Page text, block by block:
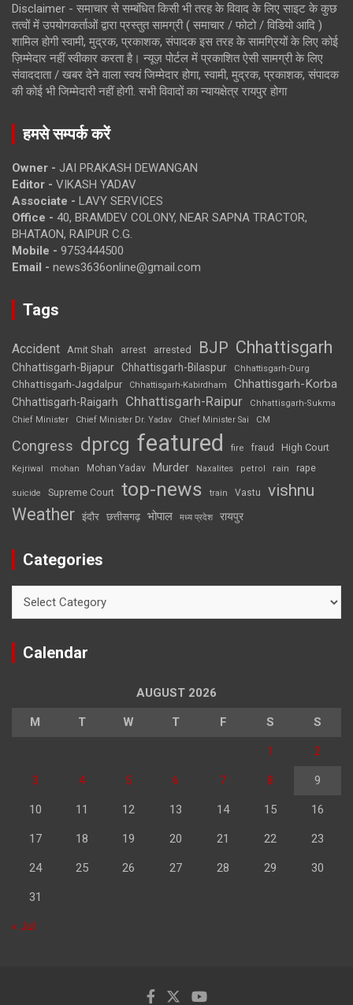
Disclaimer - समाचार से सम्बंधित किसी भी तरह के विवाद के लिए साइट के कुछ
तत्वों में उपयोगकर्ताओं द्वारा प्रस्तुत सामग्री ( समाचार / फोटो / विडियो आदि )
शामिल होगी स्वामी, मुद्रक, प्रकाशक, संपादक इस तरह के सामग्रियों के लिए कोई
ज़िम्मेदार नहीं स्वीकार करता है। न्यूज़ पोर्टल में प्रकाशित ऐसी सामग्री के लिए
संवाददाता / खबर देने वाला स्वयं जिम्मेदार होगा, स्वामी, मुद्रक, प्रकाशक, संपादक
की कोई भी जिम्मेदारी नहीं होगी. सभी विवादों का न्यायक्षेत्र रायपुर होगा
हमसे सम्पर्क करें
Owner - JAI PRAKASH DEWANGAN
Editor - VIKASH YADAV
Associate - LAVY SERVICES
Office - 40, BRAMDEV COLONY, NEAR SAPNA TRACTOR,
BHATAON, RAIPUR C.G.
Mobile - 9753444500
Email - news3636online@gmail.com
Tags
Accident Amit Shah arrest arrested BJP Chhattisgarh
Chhattisgarh-Bijapur Chhattisgarh-Bilaspur Chhattisgarh-Durg
Chhattisgarh-Jagdalpur Chhattisgarh-Kabirdham Chhattisgarh-Korba
Chhattisgarh-Raigarh Chhattisgarh-Raipur
Chhattisgarh-Sukma
Chief Minister
Chief Minister Dr. Yadav Chief Minister Sai CM
Congress dprcg featured fire fraud High Court
Kejriwal mohan Mohan Yadav Murder Naxalites petrol rain rape
suicide Supreme Court top-news train Vastu vishnu
Weather इंदौर छत्तीसगढ़ भोपाल मध्य प्रदेश रायपुर
Categories
Calendar
AUGUST 2026
M T W T F S S
1 2
3 4 5 6 7 8 9
10 11 12 13 14 15 16
17 18 19 20 21 22 23
24 25 26 27 28 29 30
31
« Jul